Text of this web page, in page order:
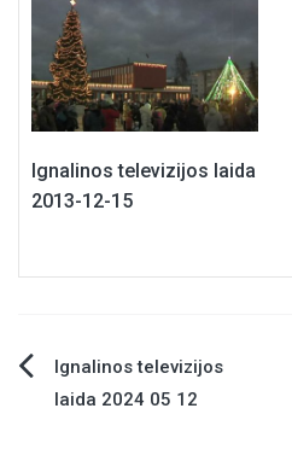
Ignalinos televizijos laida
2013-12-15
Navigacija
Ignalinos televizijos
laida 2024 05 12